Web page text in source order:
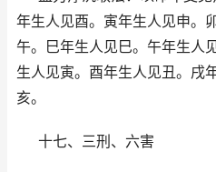
年生人见酉。寅年生人见申。
午。巳年生人见巳。午年生人
生人见寅。酉年生人见丑。戌
亥。
十七、三刑、六害